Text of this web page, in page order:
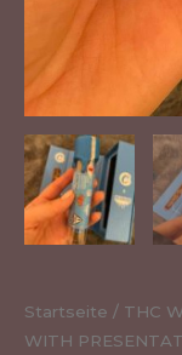
Startseite / THC
WITH